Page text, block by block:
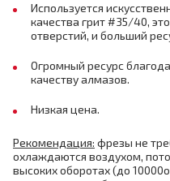
Используется
качества грит #35/40,
отверстий, и больший
Огромный ресурс
качеству алмазов.
Низкая цена.
Рекомендация: фрезы не
охлаждаются воздухом,
высоких оборотах (до